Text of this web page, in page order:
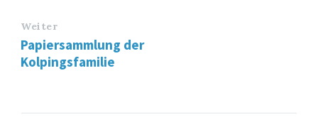
Weiter
Papiersammlung der
Kolpingsfamilie